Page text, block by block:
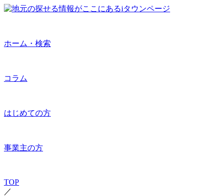
ホーム・検索
コラム
はじめての方
事業主の方
TOP
／